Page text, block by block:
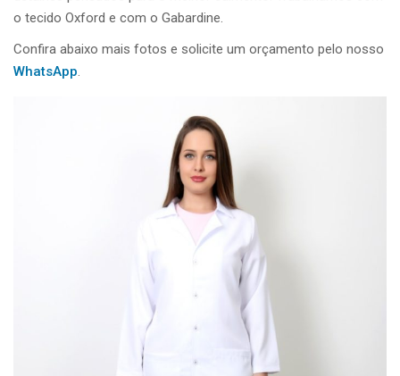
o tecido Oxford e com o Gabardine.
Confira abaixo mais fotos e solicite um orçamento pelo nosso
WhatsApp.